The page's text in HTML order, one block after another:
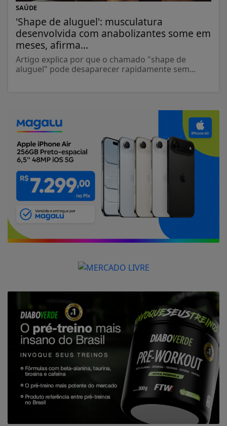
SAÚDE
'Shape de aluguel': musculatura
desenvolvida com anabolizantes some em
meses, afirma...
Artigo explica por que o chamado "shape de
aluguel" pode desaparecer rapidamente sem...